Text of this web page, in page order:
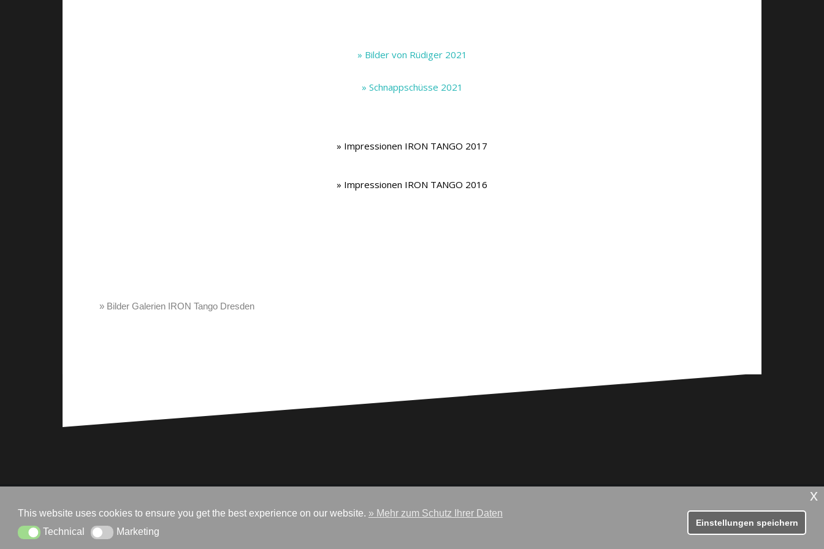
» Bilder von Rüdiger 2021
» Schnappschüsse 2021
» Impressionen IRON TANGO 2017
» Impressionen IRON TANGO 2016
» Bilder Galerien IRON Tango Dresden
Powered by WordPress| Theme:Obliqueby Themeisle
Impressum
Kalender – alle Aktivitäten im Überblick
This website uses cookies to ensure you get the best experience on our website. » Mehr zum Schutz Ihrer Daten
TechnicalTechnical MarketingMarketing
Einstellungen speichern
x